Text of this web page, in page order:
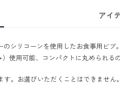
アイ
シリコーンを使用したお食事用ビ
使用可能、コンパクトに丸められる
。お選びいただくことはできません